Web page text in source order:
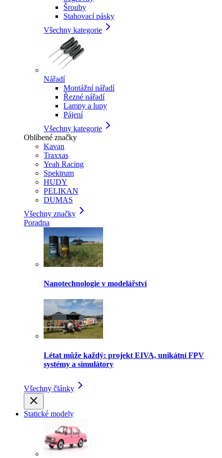
Šrouby
Stahovací pásky
Všechny kategorie
Nářadí
Montážní nářadí
Řezné nářadí
Lampy a lupy
Pájení
Všechny kategorie
Oblíbené značky
Kavan
Traxxas
Yeah Racing
Spektrum
HUDY
PELIKAN
DUMAS
Všechny značky
Poradna
Nanotechnologie v modelářství
Létat může každý: projekt EIVA, unikátní FPV
systémy a simulátory
Všechny články
Statické modely